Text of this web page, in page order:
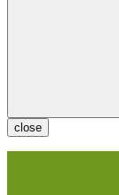
close